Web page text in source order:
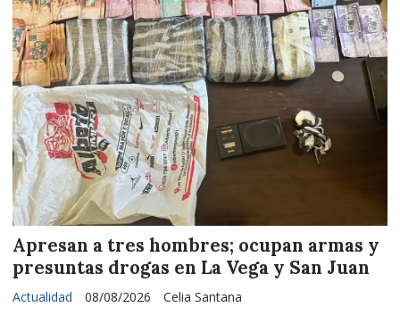
Apresan a tres hombres; ocupan armas y
presuntas drogas en La Vega y San Juan
Celia Santana
Actualidad 08/08/2026